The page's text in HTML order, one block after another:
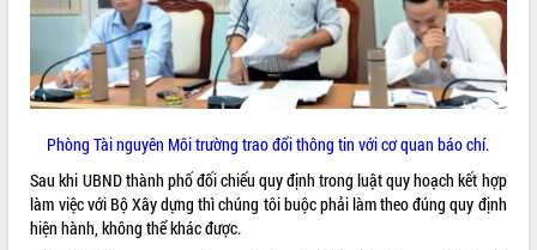
Phòng Tài nguyên Môi trường trao đổi thông tin với cơ quan báo chí.
Sau khi UBND thành phố đối chiếu quy định trong luật quy hoạch kết hợp
làm việc với Bộ Xây dựng thì chúng tôi buộc phải làm theo đúng quy định
hiện hành, không thể khác được.